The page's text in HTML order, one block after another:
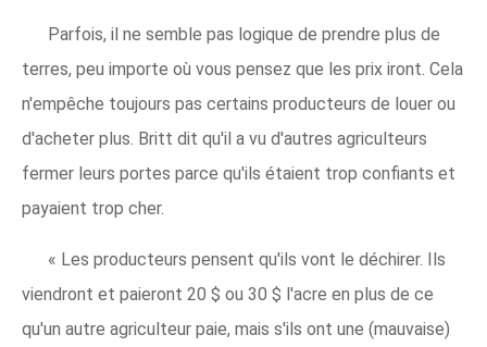
Parfois, il ne semble pas logique de prendre plus de
terres, peu importe où vous pensez que les prix iront. Cela
n'empêche toujours pas certains producteurs de louer ou
d'acheter plus. Britt dit qu'il a vu d'autres agriculteurs
fermer leurs portes parce qu'ils étaient trop confiants et
payaient trop cher.
« Les producteurs pensent qu'ils vont le déchirer. Ils
viendront et paieront 20 $ ou 30 $ l'acre en plus de ce
qu'un autre agriculteur paie, mais s'ils ont une (mauvaise)